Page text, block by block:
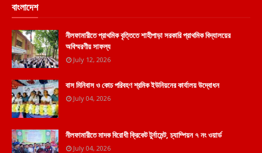
বাংলাদেশ
নীলফামারীতে প্রাথমিক বৃত্তিতে শাহীপাড়া সরকারি প্রাথমিক বিদ্যালয়ের
অবিস্মরণীয় সাফল্য
July 12, 2026
বাস মিনিবাস ও কোচ পরিবহণ শ্রমিক ইউনিয়নের কার্যালয় উদ্বোধন
July 04, 2026
নীলফামারীতে মাদক বিরোধী ক্রিকেট টুর্নামেন্ট, চ্যাম্পিয়ন ৭ নং ওয়ার্ড
July 04, 2026